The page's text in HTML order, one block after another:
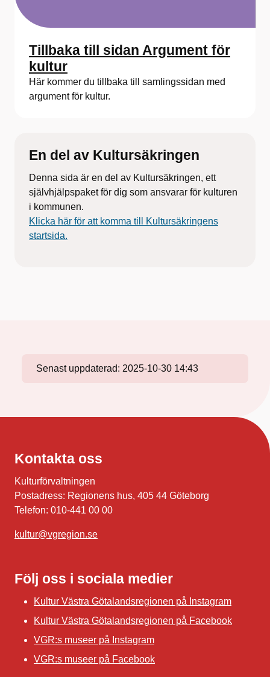
Tillbaka till sidan Argument för
kultur
Här kommer du tillbaka till samlingssidan med
argument för kultur.
En del av Kultursäkringen
Denna sida är en del av Kultursäkringen, ett
självhjälpspaket för dig som ansvarar för kulturen
i kommunen.
Klicka här för att komma till Kultursäkringens
startsida.
Senast uppdaterad: 2025-10-30 14:43
Kontakta oss
Kulturförvaltningen
Postadress: Regionens hus, 405 44 Göteborg
Telefon: 010-441 00 00
kultur@vgregion.se
Följ oss i sociala medier
Kultur Västra Götalandsregionen på Instagram
Kultur Västra Götalandsregionen på Facebook
VGR:s museer på Instagram
VGR:s museer på Facebook